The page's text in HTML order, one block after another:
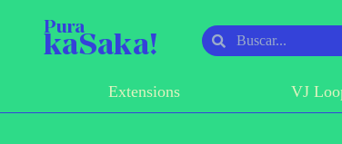
Pura
kaSaka!
Extensions VJ